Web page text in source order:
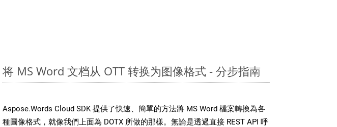
将 MS Word 文档从 OTT 转换为图像格式 - 分步指南
Aspose.Words Cloud SDK 提供了快速、簡單的方法將 MS Word 檔案轉換為各
種圖像格式，就像我們上面為 DOTX 所做的那樣。無論是透過直接 REST API 呼